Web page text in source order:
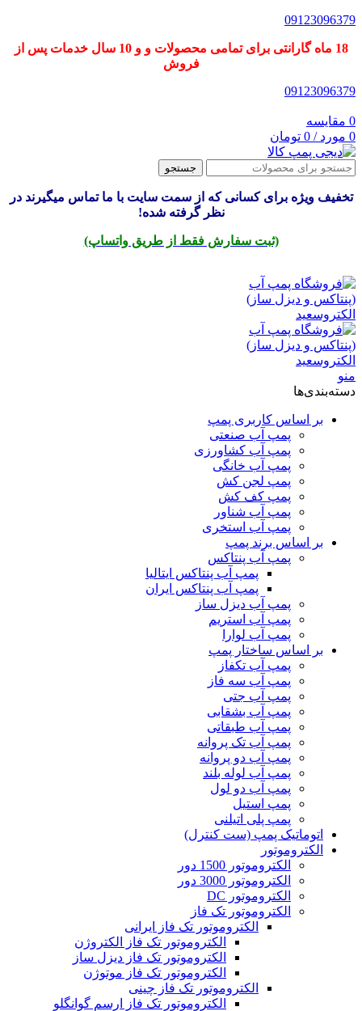
09123096379
18 ماه گارانتی برای تمامی محصولات و و 10 سال خدمات پس از
فروش
09123096379
0 مقایسه
0 مورد /
0 تومان
جستجو
تخفیف ویژه برای کسانی که از سمت سایت با ما تماس میگیرند در
نظر گرفته شده!
(ثبت سفارش فقط از طریق واتساپ)
منو
دسته‌بندی‌ها
بر اساس کاربری پمپ
پمپ آب صنعتی
پمپ آب کشاورزی
پمپ آب خانگی
پمپ لجن کش
پمپ کف کش
پمپ آب شناور
پمپ آب استخری
بر اساس برند پمپ
پمپ آب پنتاکس
پمپ آب پنتاکس ایتالیا
پمپ آب پنتاکس ایران
پمپ آب دیزل ساز
پمپ آب استریم
پمپ آب لوارا
بر اساس ساختار پمپ
پمپ آب تکفاز
پمپ آب سه فاز
پمپ آب جتی
پمپ آب بشقابی
پمپ آب طبقاتی
پمپ آب تک پروانه
پمپ آب دو پروانه
پمپ آب لوله بلند
پمپ آب دو لول
پمپ استیل
پمپ پلی اتیلنی
اتوماتیک پمپ (ست کنترل)
الکتروموتور
الکتروموتور 1500 دور
الکتروموتور 3000 دور
الکتروموتور DC
الکتروموتور تک فاز
الکتروموتور تک فاز ایرانی
الکتروموتور تک فاز الکتروژن
الکتروموتور تک فاز دیزل ساز
الکتروموتور تک فاز موتوژن
الکتروموتور تک فاز چینی
الکتروموتور تک فاز ارسم گوانگلو